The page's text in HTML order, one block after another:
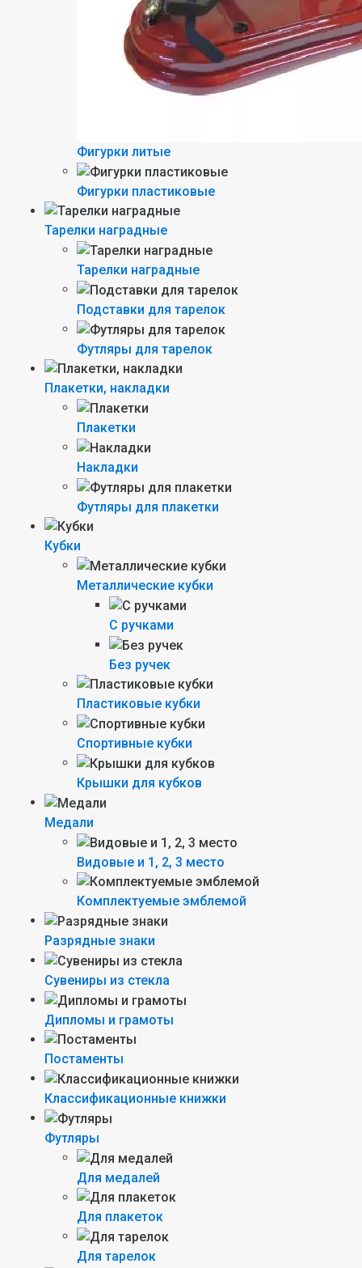
Фигурки литые
Фигурки пластиковые
Тарелки наградные
Тарелки наградные
Подставки для тарелок
Футляры для тарелок
Плакетки, накладки
Плакетки
Накладки
Футляры для плакетки
Кубки
Металлические кубки
С ручками
Без ручек
Пластиковые кубки
Спортивные кубки
Крышки для кубков
Медали
Видовые и 1, 2, 3 место
Комплектуемые эмблемой
Разрядные знаки
Сувениры из стекла
Дипломы и грамоты
Постаменты
Классификационные книжки
Футляры
Для медалей
Для плакеток
Для тарелок